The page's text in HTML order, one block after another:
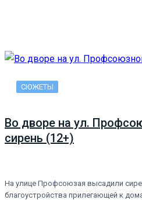
СЮЖЕТЫ
Во дворе на ул.
сирень (12+)
На улице Профсоюзая высадили
благоустройства прилегающей к